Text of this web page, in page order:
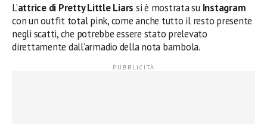
L’attrice di Pretty Little Liars si è mostrata su Instagram
con un outfit total pink, come anche tutto il resto presente
negli scatti, che potrebbe essere stato prelevato
direttamente dall’armadio della nota bambola.